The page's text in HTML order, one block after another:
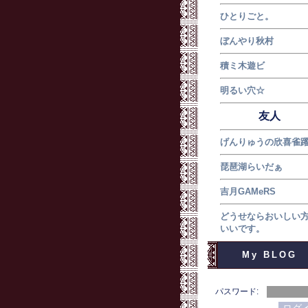
ひとりごと。
ぼんやり秋村
積ミ木遊ビ
明るい穴☆
友人
げんりゅうの欣喜雀
琵琶湖らいだぁ
吉月GAMeRS
どうせならおいしい
いいです。
My BLOG
パスワード: